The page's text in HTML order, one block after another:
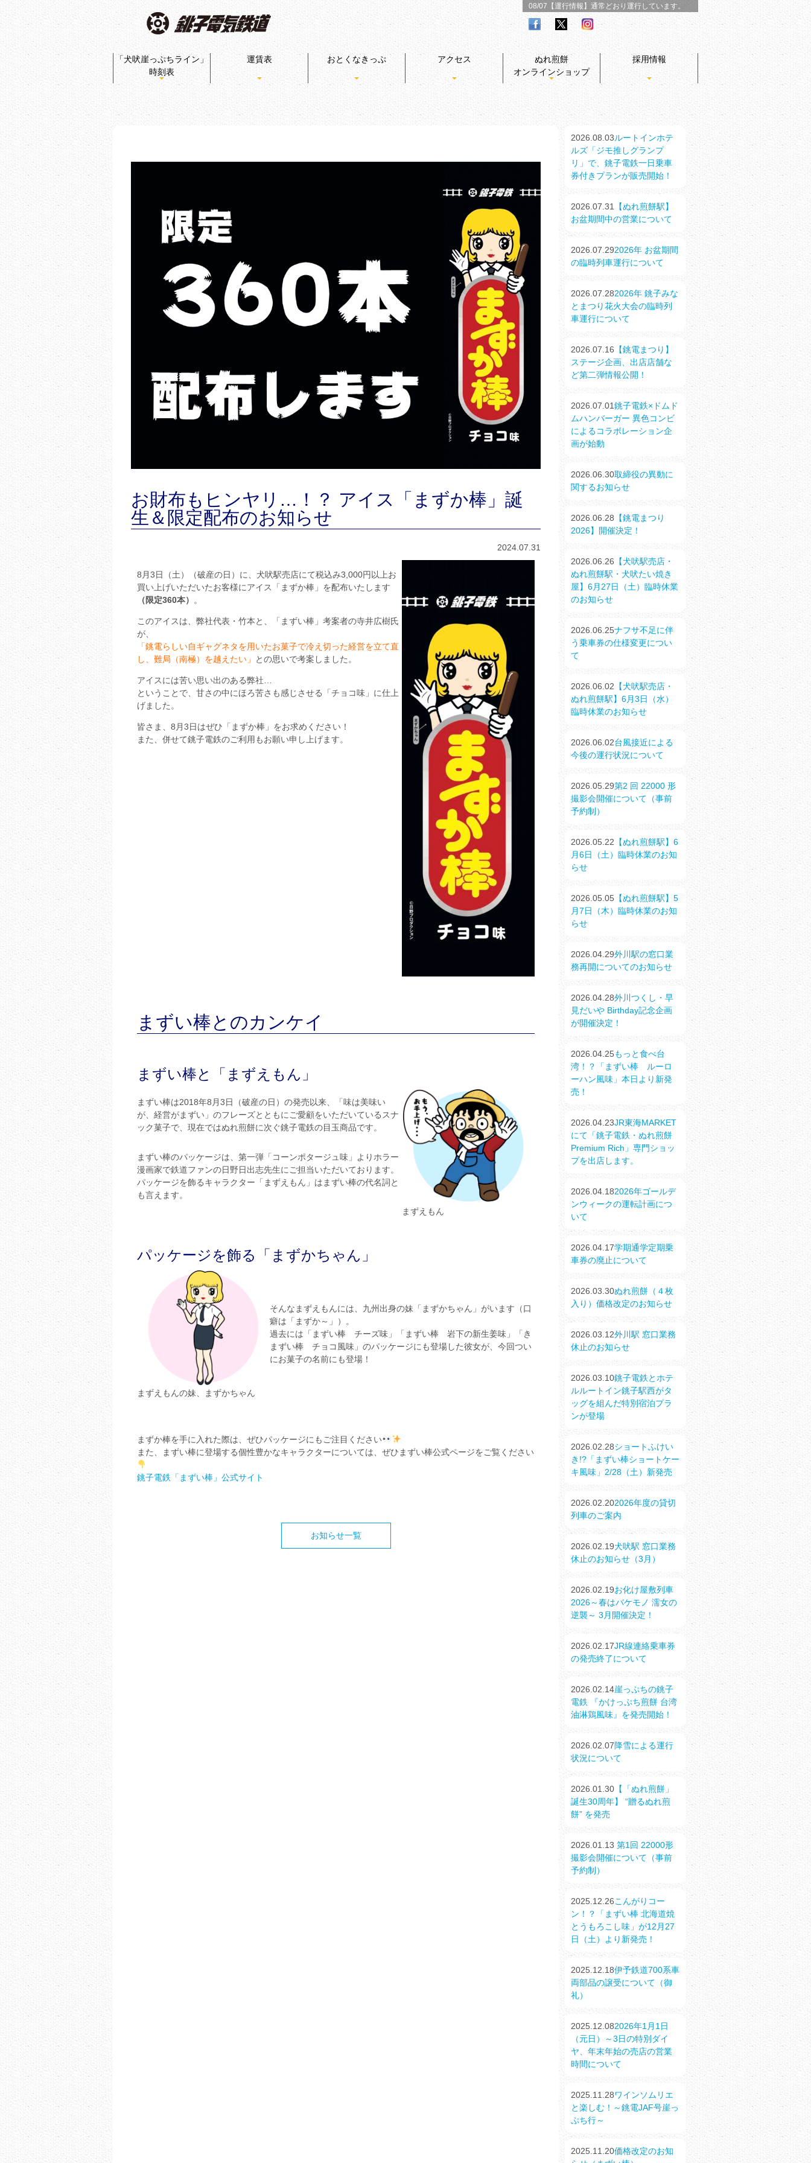
08/07【運行情報】 通常どおり運行しています。
「犬吠崖っぷちライン」
時刻表
運賃表 おとくなきっぷ アクセス
ぬれ煎餅
オンラインショップ
採用情報
お財布もヒンヤリ…！？ アイス「まずか棒」誕
生＆限定配布のお知らせ
2024.07.31
8月3日（土）（破産の日）に、犬吠駅売店にて税込み3,000円以上お
買い上げいただいたお客様にアイス「まずか棒」を配布いたします
（限定360本） 。
このアイスは、弊社代表・竹本と、「まずい棒」考案者の寺井広樹氏
が、
「銚電らしい自ギャグネタを用いたお菓子で冷え切った経営を立て直
し、難局（南極）を越えたい」
との思いで考案しました。
アイスには苦い思い出のある弊社…
ということで、甘さの中にほろ苦さも感じさせる「チョコ味」に仕上
げました。
皆さま、8月3日はぜひ「まずか棒」をお求めください！
また、併せて銚子電鉄のご利用もお願い申し上げます。
まずい棒とのカンケイ
まずい棒と「まずえもん」
まずい棒は2018年8月3日（破産の日）の発売以来、「味は美味い
が、経営がまずい」のフレーズとともにご愛顧をいただいているスナ
ック菓子で、現在ではぬれ煎餅に次ぐ銚子電鉄の目玉商品です。
まずい棒のパッケージは、第一弾「コーンポタージュ味」よりホラー
漫画家で鉄道ファンの日野日出志先生にご担当いただいております。
パッケージを飾るキャラクター「まずえもん」はまずい棒の代名詞と
も言えます。
まずえもん
パッケージを飾る「まずかちゃん」
まずえもんの妹、まずかちゃん
そんなまずえもんには、九州出身の妹「まずかちゃん」がいます（口
癖は「まずか～」）。
過去には「まずい棒 チーズ味」「まずい棒 岩下の新生姜味」「き
まずい棒 チョコ風味」のパッケージにも登場した彼女が、今回つい
にお菓子の名前にも登場！
まずか棒を手に入れた際は、ぜひパッケージにもご注目ください
また、まずい棒に登場する個性豊かなキャラクターについては、ぜひまずい棒公式ページをご覧ください
銚子電鉄「まずい棒」公式サイト
お知らせ一覧
2026.08.03ルートインホテ
ルズ「ジモ推しグランプ
リ」で、銚子電鉄一日乗車
券付きプランが販売開始！
2026.07.31
【ぬれ煎餅駅】
お盆期間中の営業について
2026.07.292026年 お盆期間
の臨時列車運行について
2026.07.282026年 銚子みな
とまつり花火大会の臨時列
車運行について
2026.07.16 【銚電まつり】
ステージ企画、出店店舗な
ど第二弾情報公開！
2026.07.01銚子電鉄×ドムド
ムハンバーガー 異色コンビ
によるコラボレーション企
画が始動
2026.06.30取締役の異動に
関するお知らせ
2026.06.28 【銚電まつり
2026】開催決定！
2026.06.26 【犬吠駅売店・
ぬれ煎餅駅・犬吠たい焼き
屋】6月27日（土）臨時休業
のお知らせ
2026.06.25ナフサ不足に伴
う乗車券の仕様変更につい
て
2026.06.02 【犬吠駅売店・
ぬれ煎餅駅】6月3日（水）
臨時休業のお知らせ
2026.06.02台風接近による
今後の運行状況について
2026.05.29第2 回 22000 形
撮影会開催について（事前
予約制）
2026.05.22 【ぬれ煎餅駅】6
月6日（土）臨時休業のお知
らせ
2026.05.05 【ぬれ煎餅駅】5
月7日（木）臨時休業のお知
らせ
2026.04.29外川駅の窓口業
務再開についてのお知らせ
2026.04.28外川つくし・早
見だいや Birthday記念企画
が開催決定！
2026.04.25もっと食べ台
湾！？「まずい棒 ルーロ
ーハン風味」本日より新発
売！
2026.04.23JR東海MARKET
にて「銚子電鉄・ぬれ煎餅
Premium Rich」専門ショッ
プを出店します。
2026.04.182026年ゴールデ
ンウィークの運転計画につ
いて
2026.04.17学期通学定期乗
車券の廃止について
2026.03.30ぬれ煎餅（４枚
入り）価格改定のお知らせ
2026.03.12外川駅 窓口業務
休止のお知らせ
2026.03.10銚子電鉄とホテ
ルルートイン銚子駅西がタ
ッグを組んだ特別宿泊プラ
ンが登場
2026.02.28ショートふけい
き!?「まずい棒ショートケー
キ風味」2/28（土）新発売
2026.02.202026年度の貸切
列車のご案内
2026.02.19犬吠駅 窓口業務
休止のお知らせ（3月）
2026.02.19お化け屋敷列車
2026～春はバケモノ 濡女の
逆襲～ 3月開催決定！
2026.02.17JR線連絡乗車券
の発売終了について
2026.02.14崖っぷちの銚子
電鉄 『かけっぷち煎餅 台湾
油淋鶏風味』を発売開始！
2026.02.07降雪による運行
状況について
2026.01.30 【「ぬれ煎餅」
誕生30周年】 “贈るぬれ煎
餅” を発売
2026.01.13 第1回 22000形
撮影会開催について（事前
予約制）
2025.12.26こんがりコー
ン！？「まずい棒 北海道焼
とうもろこし味」が12月27
日（土）より新発売！
2025.12.18伊予鉄道700系車
両部品の譲受について（御
礼）
2025.12.082026年1月1日
（元日）～3日の特別ダイ
ヤ、年末年始の売店の営業
時間について
2025.11.28ワインソムリエ
と楽しむ！～銚電JAF号崖っ
ぷち行～
2025.11.20価格改定のお知